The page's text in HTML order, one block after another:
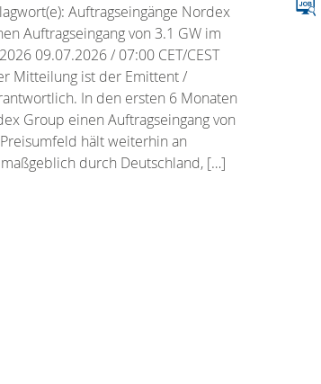
Auftragseingänge Nordex
Auftragseingang von 3.1 GW im
09.07.2026 / 07:00 CET/CEST
Mitteilung ist der Emittent /
In den ersten 6 Monaten
Group einen Auftragseingang von
hält weiterhin an
durch Deutschland, […]